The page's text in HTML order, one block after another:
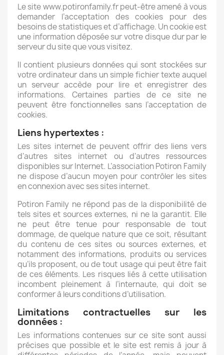
Le site www.potironfamily.fr peut-être amené à vous
demander l’acceptation des cookies pour des
besoins de statistiques et d’affichage. Un cookie est
une information déposée sur votre disque dur par le
serveur du site que vous visitez.
Il contient plusieurs données qui sont stockées sur
votre ordinateur dans un simple fichier texte auquel
un serveur accède pour lire et enregistrer des
informations. Certaines parties de ce site ne
peuvent être fonctionnelles sans l’acceptation de
cookies.
Liens hypertextes :
Les sites internet de peuvent offrir des liens vers
d’autres sites internet ou d’autres ressources
disponibles sur Internet. L’association Potiron Family
ne dispose d’aucun moyen pour contrôler les sites
en connexion avec ses sites internet.
Potiron Family ne répond pas de la disponibilité de
tels sites et sources externes, ni ne la garantit. Elle
ne peut être tenue pour responsable de tout
dommage, de quelque nature que ce soit, résultant
du contenu de ces sites ou sources externes, et
notamment des informations, produits ou services
qu’ils proposent, ou de tout usage qui peut être fait
de ces éléments. Les risques liés à cette utilisation
incombent pleinement à l’internaute, qui doit se
conformer à leurs conditions d’utilisation.
Limitations contractuelles sur les
données :
Les informations contenues sur ce site sont aussi
précises que possible et le site est remis à jour à